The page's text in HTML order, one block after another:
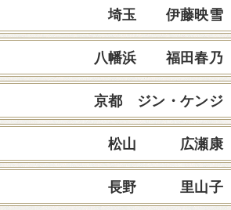
埼玉 伊藤映雪
八幡浜 福田春乃
京都 ジン・ケンジ
松山 広瀬康
長野 里山子